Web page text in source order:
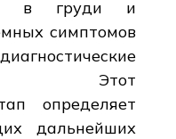
в груди и
симптомов
Этот
определяет
дальнейших